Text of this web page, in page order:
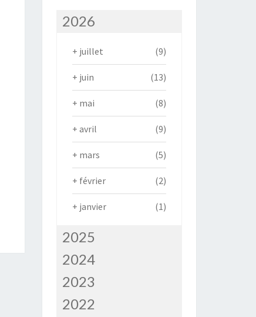
2026
+ juillet (9)
+ juin (13)
+ mai (8)
+ avril (9)
+ mars (5)
+ février (2)
+ janvier (1)
2025
2024
2023
2022